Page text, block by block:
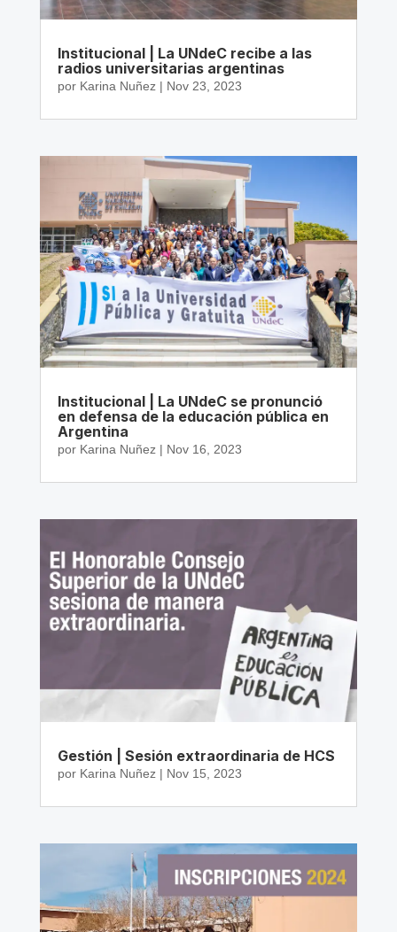
Institucional | La UNdeC recibe a las
radios universitarias argentinas
por Karina Nuñez| Nov 23, 2023
Institucional | La UNdeC se pronunció
en defensa de la educación pública en
Argentina
por Karina Nuñez| Nov 16, 2023
Gestión | Sesión extraordinaria de HCS
por Karina Nuñez| Nov 15, 2023